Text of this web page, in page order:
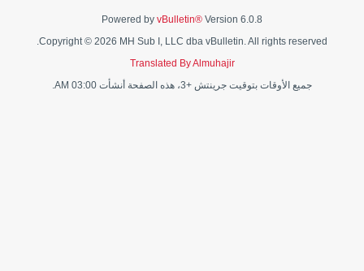
Powered by vBulletin® Version 6.0.8
Copyright © 2026 MH Sub I, LLC dba vBulletin. All rights reserved.
Translated By Almuhajir
جميع الأوقات بتوقيت جرينتش +3، هذه الصفحة أنشأت 03:00 AM.